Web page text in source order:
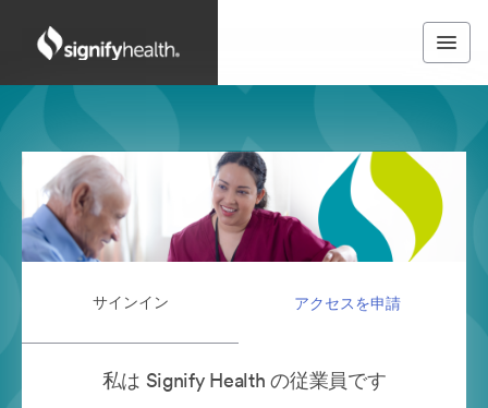
サインイン アクセスを申請
私は Signify Health の従業員です